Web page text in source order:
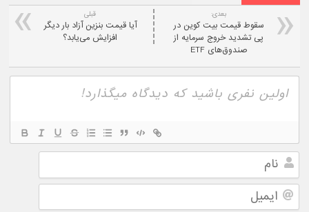
قبلی
آیا قیمت بنزین آزاد بار دیگر
افزایش می‌یابد؟
بعدی:
سقوط قیمت بیت‌ کوین در
پی تشدید خروج سرمایه از
صندوق‌های ETF
نام
ایمیل